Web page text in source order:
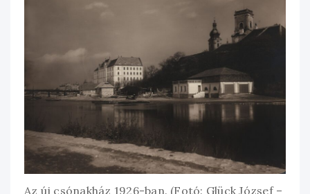
Az új csónakház 1926-ban. (Fotó: Glück József –